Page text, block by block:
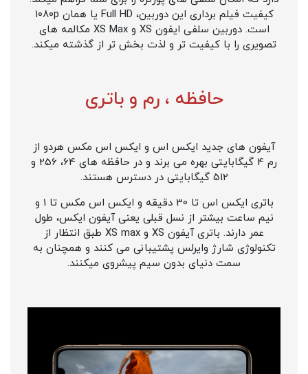
کیفیت فیلم برداری این دوربین، Full HD یا همان 1080p
است. دوربین سلفی ایفون XS و XS Max مکالمه های
تصویری را با کیفیت تر و لذت بخش تر از گذشته میکند.
حافظه ، رم و باتری
آیفون های جدید ایکس اس و ایکس اس مکس هردو از
رم 4 گیگابایتی بهره می برند و در حافظه های 64، 256 و
512 گیگابایتی در دسترس هستند.
باتری ایکس اس تا 30 دقیقه و ایکس اس مکس تا 1 و
نیم ساعت بیشتر از نسل قبلی یعنی آیفون ایکس، طول
عمر دارند. باتری آیفون XS و XS max طبق انتظار از
تکنولوژی شارژ وایرلس پشتیبانی می کنند و همچنان به
سمت دنیای بدون سیم پیشروی میکنند.